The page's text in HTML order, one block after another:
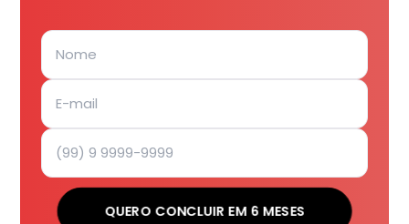
QUERO CONCLUIR EM 6 MESES